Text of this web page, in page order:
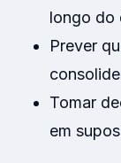
longo do
Prever
Tomar
em